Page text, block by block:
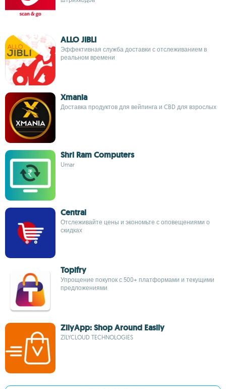
ALLO JIBLI
Эффективная служба доставки с отслеживанием в
реальном времени
Xmania
Доставка продуктов для вейпинга и CBD для взрослых
Shri Ram Computers
Umar
Central
Отслеживайте цены и экономьте с оповещениями о
скидках
Topifry
Упрощение покупок с 500+ платформами и текущими
предложениями
ZilyApp: Shop Around Easily
ZILYCLOUD TECHNOLOGIES